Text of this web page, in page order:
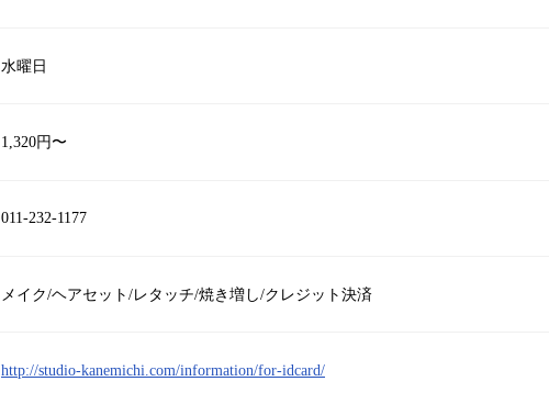
水曜日
1,320円〜
011-232-1177
メイク/ヘアセット/レタッチ/焼き増し/クレジット決済
http://studio-kanemichi.com/information/for-idcard/